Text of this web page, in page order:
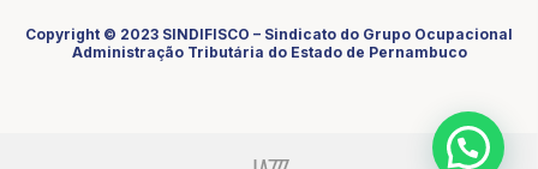
Copyright © 2023 SINDIFISCO – Sindicato do Grupo Ocupacional
Administração Tributária do Estado de Pernambuco